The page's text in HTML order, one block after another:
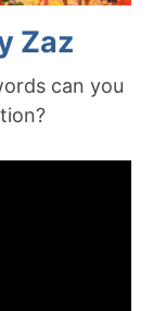
Zaz
can you